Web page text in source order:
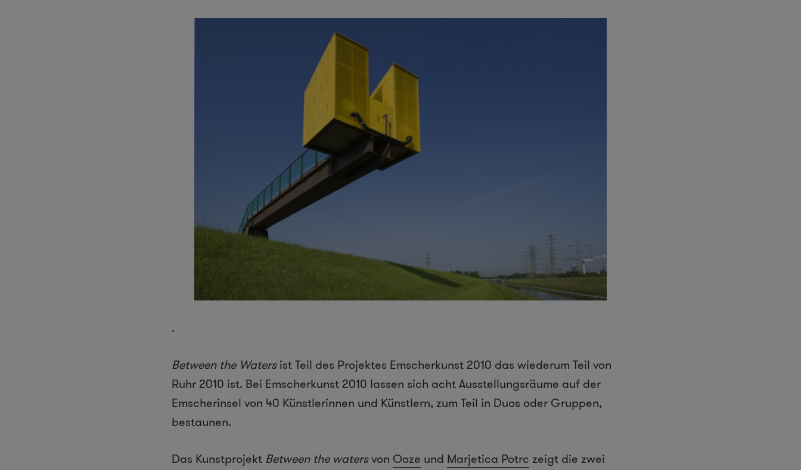
.
Between the Watersist Teil des Projektes Emscherkunst 2010 das wiederum Teil von
Ruhr 2010 ist. Bei Emscherkunst 2010 lassen sich acht Ausstellungsräume auf der
Emscherinsel von 40 Künstlerinnen und Künstlern, zum Teil in Duos oder Gruppen,
bestaunen.
Das Kunstprojekt Between the watersvon Ooze und Marjetica Potrc zeigt die zwei